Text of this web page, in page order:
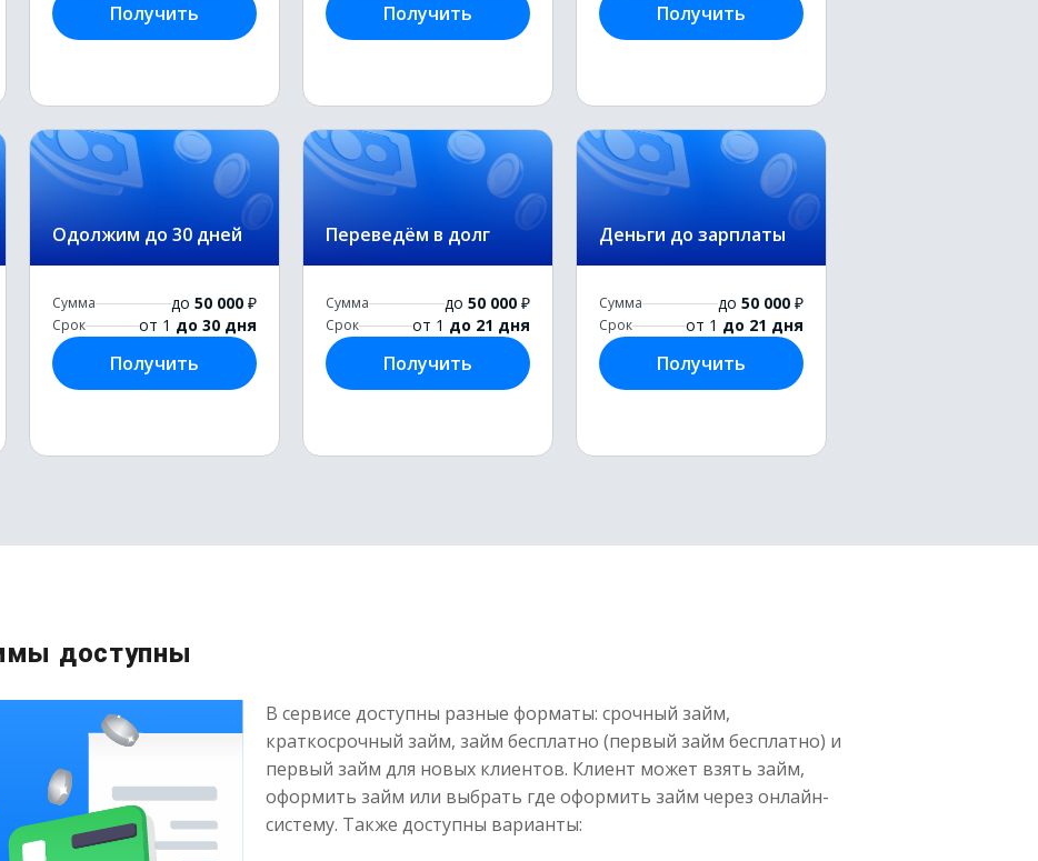
Получить Получить Получить
Одолжим до 30 дней
Сумма до 50 000 ₽
Срок от 1 до 30 дня
Получить
Переведём в долг
Сумма до 50 000 ₽
Срок от 1 до 21 дня
Получить
Деньги до зарплаты
Сумма до 50 000 ₽
Срок от 1 до 21 дня
Получить
доступны
В сервисе доступны разные форматы: срочный займ,
краткосрочный займ, займ бесплатно (первый займ бесплатно) и
первый займ для новых клиентов. Клиент может взять займ,
оформить займ или выбрать где оформить займ через онлайн-
систему. Также доступны варианты: